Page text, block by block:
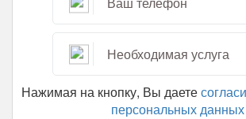
Нажимая на кнопку, Вы даете
персональных данных